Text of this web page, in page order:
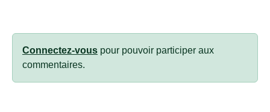
Connectez-vous pour pouvoir participer aux
commentaires.